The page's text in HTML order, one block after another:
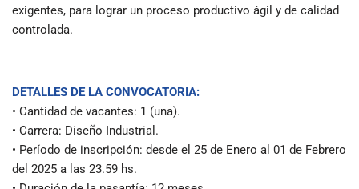
exigentes, para lograr un proceso productivo ágil y de calidad
controlada.
DETALLES DE LA CONVOCATORIA:
• Cantidad de vacantes: 1 (una).
• Carrera: Diseño Industrial.
• Período de inscripción: desde el 25 de Enero al 01 de Febrero
del 2025 a las 23.59 hs.